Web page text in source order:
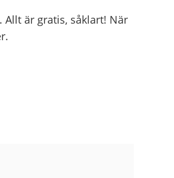
är gratis, såklart! När